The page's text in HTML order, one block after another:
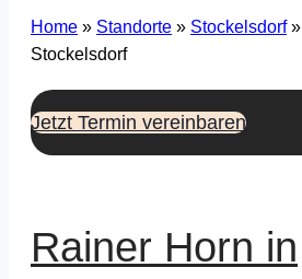
Home » Standorte » Stockelsdorf»
Stockelsdorf
Jetzt Termin vereinbaren
Rainer Horn in